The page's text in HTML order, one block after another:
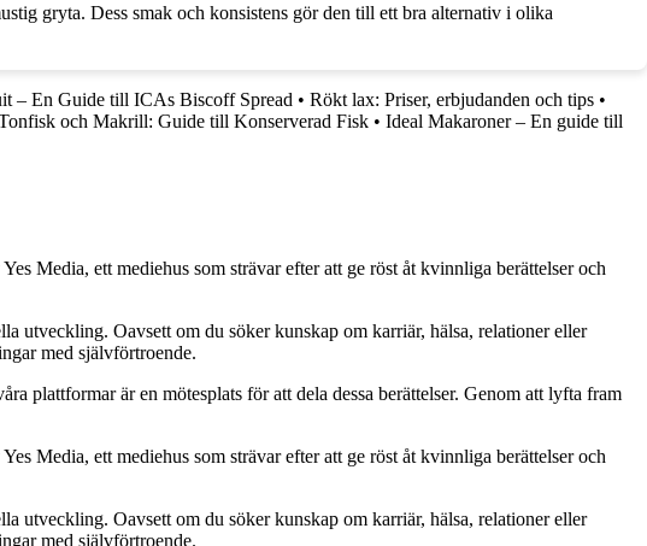
gryta. Dess smak och konsistens gör den till ett bra alternativ i olika
– En Guide till ICAs Biscoff Spread • Rökt lax: Priser, erbjudanden och tips •
och Makrill: Guide till Konserverad Fisk • Ideal Makaroner – En guide till
Media, ett mediehus som strävar efter att ge röst åt kvinnliga berättelser och
utveckling. Oavsett om du söker kunskap om karriär, hälsa, relationer eller
med självförtroende.
plattformar är en mötesplats för att dela dessa berättelser. Genom att lyfta fram
Media, ett mediehus som strävar efter att ge röst åt kvinnliga berättelser och
utveckling. Oavsett om du söker kunskap om karriär, hälsa, relationer eller
med självförtroende.